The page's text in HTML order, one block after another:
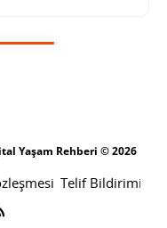
Yaşam Rehberi © 2026
Telif Bildirimi